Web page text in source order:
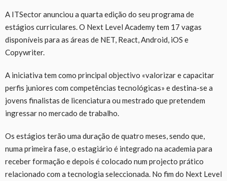
A ITSector anunciou a quarta edição do seu programa de
estágios curriculares. O Next Level Academy tem 17 vagas
disponíveis para as áreas de NET, React, Android, iOS e
Copywriter.
A iniciativa tem como principal objectivo «valorizar e capacitar
perfis juniores com competências tecnológicas» e destina-se a
jovens finalistas de licenciatura ou mestrado que pretendem
ingressar no mercado de trabalho.
Os estágios terão uma duração de quatro meses, sendo que,
numa primeira fase, o estagiário é integrado na academia para
receber formação e depois é colocado num projecto prático
relacionado com a tecnologia seleccionada. No fim do Next Level